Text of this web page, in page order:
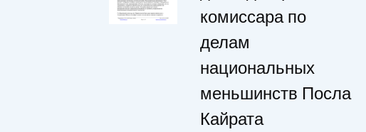
комиссара по
делам
национальных
меньшинств Посла
Кайрата